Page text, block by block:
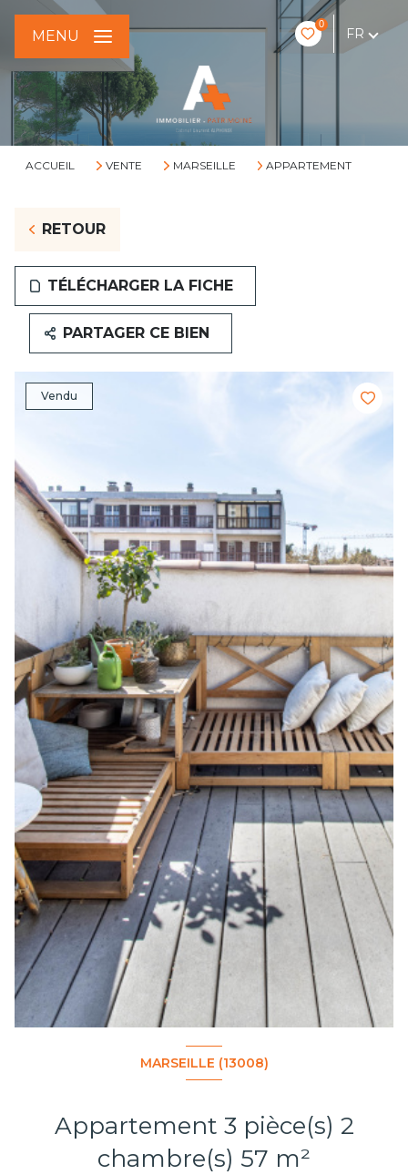
0
FR
MENU
ACCUEIL VENTE MARSEILLE APPARTEMENT
RETOUR
TÉLÉCHARGER LA FICHE
PARTAGER CE BIEN
Vendu
MARSEILLE (13008)
Appartement 3 pièce(s) 2
chambre(s) 57 m²